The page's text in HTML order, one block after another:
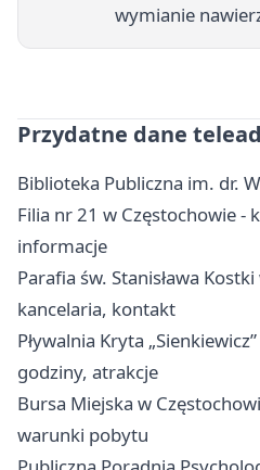
wymianie
Przydatne dane
Biblioteka Publiczna im. dr.
Filia nr 21 w Częstochowie -
informacje
Parafia św. Stanisława
kancelaria, kontakt
Pływalnia Kryta
godziny, atrakcje
Bursa Miejska w
warunki pobytu